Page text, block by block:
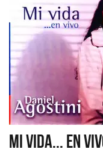
MI VIDA... EN